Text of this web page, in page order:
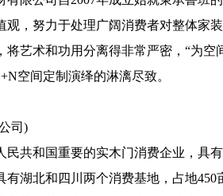
观，努力于处理广阔消费者对整体家
将艺术和功用分离得非常严密，“为
空间定制演绎的淋漓尽致。
司)
和国重要的实木门消费企业，具
有湖北和四川两个消费基地，占地